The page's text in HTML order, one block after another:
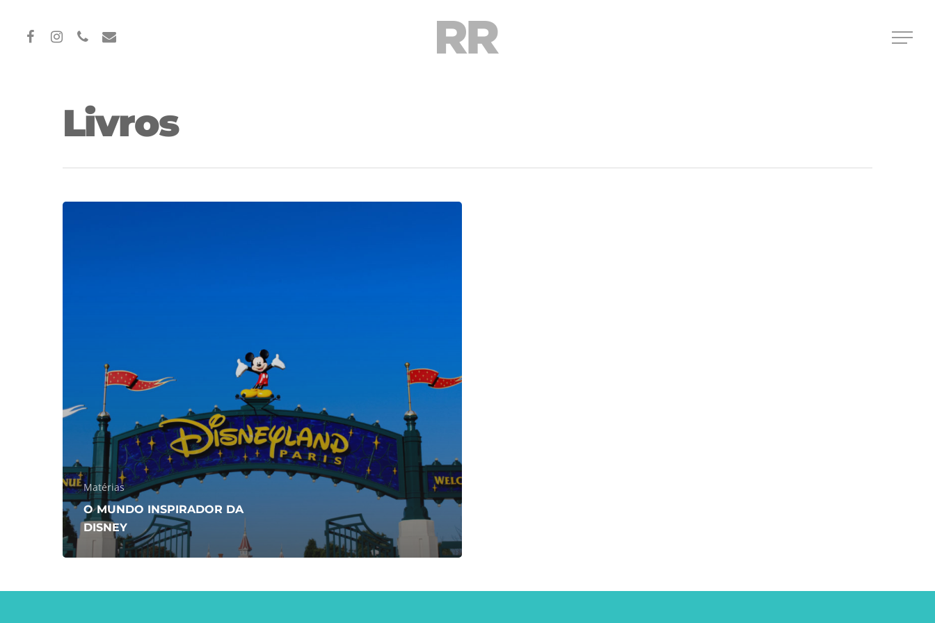
Livros
Matérias
O MUNDO INSPIRADOR DA
DISNEY